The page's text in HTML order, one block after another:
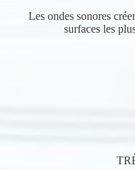
Les ondes sonores
surfaces les